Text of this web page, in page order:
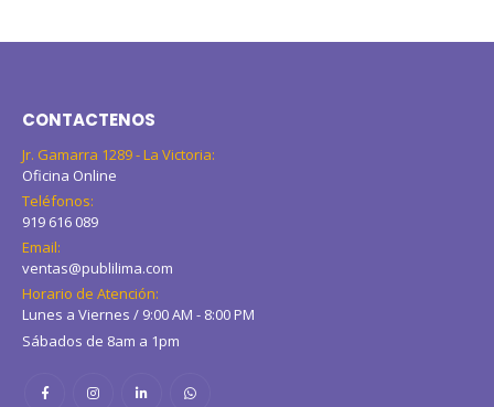
CONTACTENOS
Jr. Gamarra 1289 - La Victoria:
Oficina Online
Teléfonos:
919 616 089
Email:
ventas@publilima.com
Horario de Atención:
Lunes a Viernes / 9:00 AM - 8:00 PM
Sábados de 8am a 1pm